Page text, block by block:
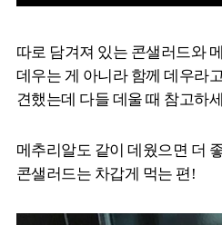
따로 담겨져 있는 콘샐러드와
데우는 게 아니라 함께 데우라
견했는데 다들 데울 때 참고하
메추리알도 같이 데웠으면 더
콘샐러드는 차갑게 먹는 편!